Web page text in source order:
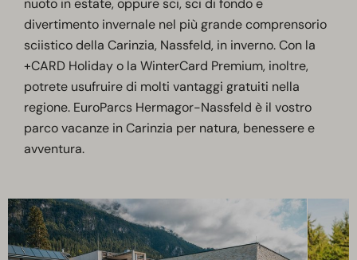
nuoto in estate, oppure sci, sci di fondo e
divertimento invernale nel più grande comprensorio
sciistico della Carinzia, Nassfeld, in inverno. Con la
+CARD Holiday o la WinterCard Premium, inoltre,
potrete usufruire di molti vantaggi gratuiti nella
regione. EuroParcs Hermagor-Nassfeld è il vostro
parco vacanze in Carinzia per natura, benessere e
avventura.